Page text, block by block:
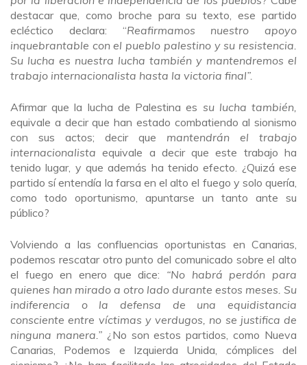
destacar que, como broche para su texto, ese partido
ecléctico declara: “Reafirmamos nuestro apoyo
inquebrantable con el pueblo palestino y su resistencia.
Su lucha es nuestra lucha también y mantendremos el
trabajo internacionalista hasta la victoria final”.
Afirmar que la lucha de Palestina es su lucha también,
equivale a decir que han estado combatiendo al sionismo
con sus actos; decir que mantendrán el trabajo
internacionalistaequivale a decir que este trabajo ha
tenido lugar, y que además ha tenido efecto. ¿Quizá ese
partido sí entendía la farsa en el alto el fuego y solo quería,
como todo oportunismo, apuntarse un tanto ante su
público?
Volviendo a las confluencias oportunistas en Canarias,
podemos rescatar otro punto del comunicado sobre el alto
el fuego en enero que dice: “No habrá perdón para
quienes han mirado a otro lado durante estos meses. Su
indiferencia o la defensa de una equidistancia
consciente entre víctimas y verdugos, no se justifica de
ninguna manera.” ¿No son estos partidos, como Nueva
Canarias, Podemos e Izquierda Unida, cómplices del